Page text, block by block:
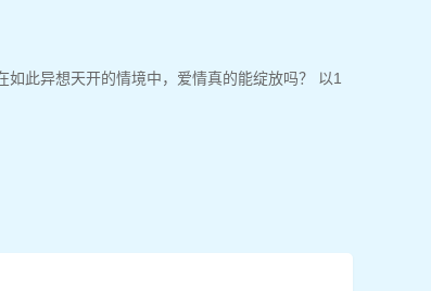
此异想天开的情境中，爱情真的能绽放吗？ 以1